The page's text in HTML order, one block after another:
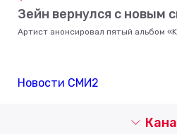
Зейн вернулся с новым
Артист анонсировал пятый альбом
Новости СМИ2